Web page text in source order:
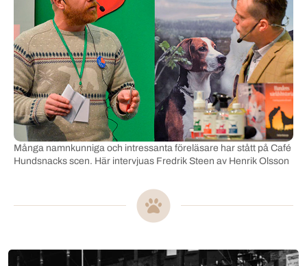
Många namnkunniga och intressanta föreläsare har stått på Café
Hundsnacks scen. Här intervjuas Fredrik Steen av Henrik Olsson
Mer om